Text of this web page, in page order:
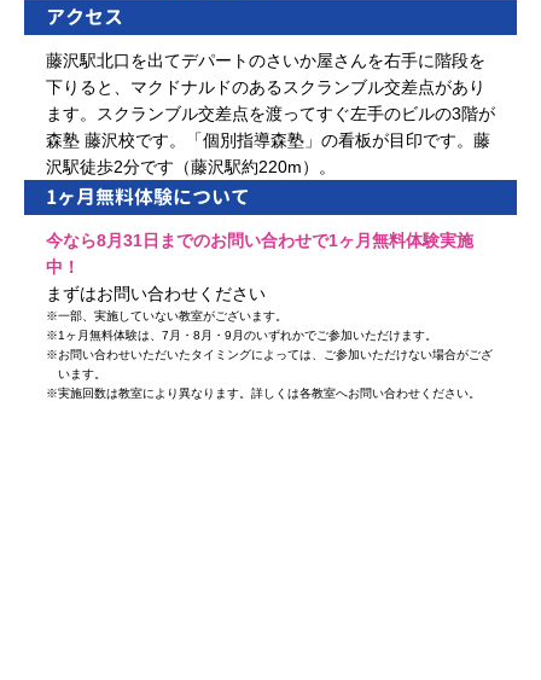
アクセス
藤沢駅北口を出てデパートのさいか屋さんを右手に階段を
下りると、マクドナルドのあるスクランブル交差点があり
ます。スクランブル交差点を渡ってすぐ左手のビルの3階が
森塾 藤沢校です。「個別指導森塾」の看板が目印です。藤
沢駅徒歩2分です（藤沢駅約220m）。
1ヶ月無料体験について
今なら8月31日までのお問い合わせで1ヶ月無料体験実施
中！
まずはお問い合わせください
※一部、実施していない教室がございます。
※1ヶ月無料体験は、7月・8月・9月のいずれかでご参加いただけます。
※お問い合わせいただいたタイミングによっては、ご参加いただけない場合がござ
います。
※実施回数は教室により異なります。詳しくは各教室へお問い合わせください。